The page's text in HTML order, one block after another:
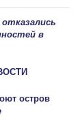
в
остров